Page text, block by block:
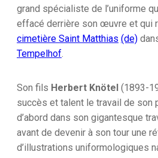
grand spécialiste de l’uniforme
effacé derrière son œuvre et qui
cimetière Saint Matthias (de)
Tempelhof
Son fils Herbert Knötel (1893-
succès et talent le travail de son
d’abord dans son gigantesque
avant de devenir à son tour une
d’illustrations uniformologiques